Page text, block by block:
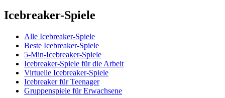
Icebreaker-Spiele
Alle Icebreaker-Spiele
Beste Icebreaker‑Spiele
5‑Min‑Icebreaker‑Spiele
Icebreaker‑Spiele für die Arbeit
Virtuelle Icebreaker‑Spiele
Icebreaker für Teenager
Gruppenspiele für Erwachsene